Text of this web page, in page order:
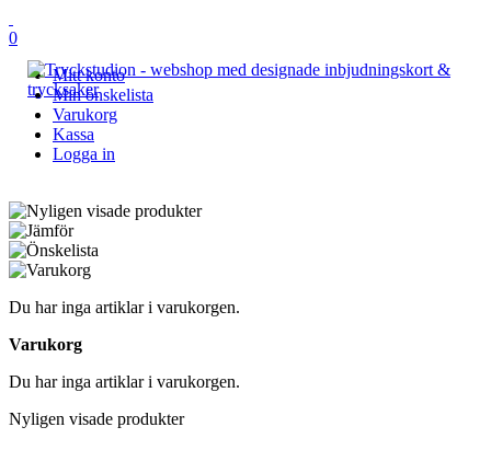
0
Mitt konto
Min önskelista
Varukorg
Kassa
Logga in
Du har inga artiklar i varukorgen.
Varukorg
Du har inga artiklar i varukorgen.
Nyligen visade produkter